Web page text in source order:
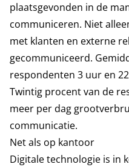
plaatsgevonden in de
communiceren. Niet
met klanten en externe
gecommuniceerd.
respondenten 3 uur en
Twintig procent van de
meer per dag
communicatie.
Net als op kantoor
Digitale technologie is in